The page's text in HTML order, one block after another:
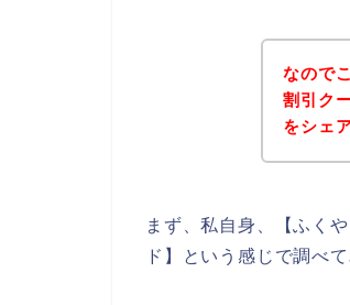
なので
割引ク
をシェ
まず、私自身、【ふく
ド】という感じで調べ